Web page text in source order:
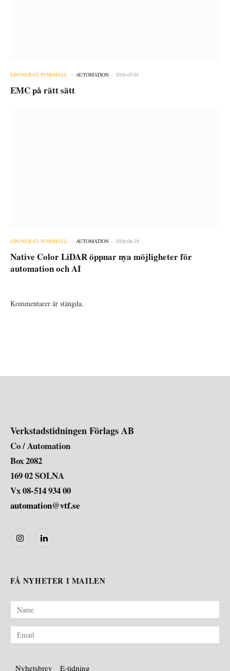
SPONSRAT INNEHÅLL AUTOMATION 2026-07-01
EMC på rätt sätt
SPONSRAT INNEHÅLL AUTOMATION 2026-06-29
Native Color LiDAR öppnar nya möjligheter för
automation och AI
Kommentarer är stängda.
Verkstadstidningen Förlags AB
Co / Automation
Box 2082
169 02 SOLNA
Vx 08-514 934 00
automation@vtf.se
InstagramLinkedIn
FÅ NYHETER I MAILEN
Nyhetsbrev E-tidning